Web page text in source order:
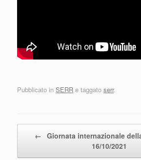
Pubblicato in SERR e taggato serr.
← Giornata internazionale
16/10/2021